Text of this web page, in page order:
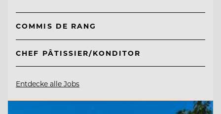
COMMIS DE RANG
CHEF PÂTISSIER/KONDITOR
Entdecke alle Jobs